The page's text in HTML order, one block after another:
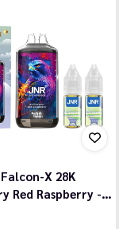
X 28K
Red Raspberry -…